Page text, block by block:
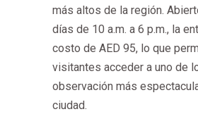
más altos de la región.
días de 10 a.m. a 6 p.m., la
costo de AED 95, lo que
visitantes acceder a uno de
observación más
ciudad.